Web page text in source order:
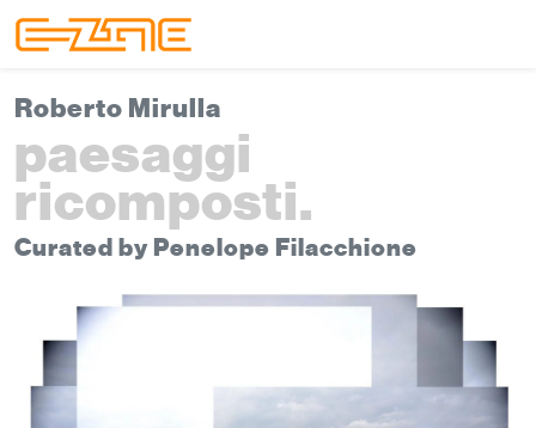
Roberto Mirulla
paesaggi
ricomposti.
Curated by Penelope Filacchione